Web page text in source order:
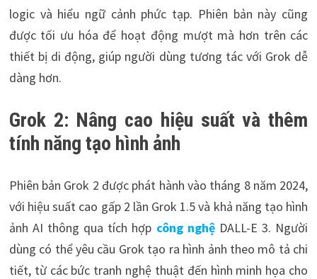
logic và hiểu ngữ cảnh phức tạp. Phiên bản này cũng
được tối ưu hóa để hoạt động mượt mà hơn trên các
thiết bị di động, giúp người dùng tương tác với Grok dễ
dàng hơn.
Grok 2: Nâng cao hiệu suất và thêm
tính năng tạo hình ảnh
Phiên bản Grok 2 được phát hành vào tháng 8 năm 2024,
với hiệu suất cao gấp 2 lần Grok 1.5 và khả năng tạo hình
ảnh AI thông qua tích hợp công nghệDALL-E 3. Người
dùng có thể yêu cầu Grok tạo ra hình ảnh theo mô tả chi
tiết, từ các bức tranh nghệ thuật đến hình minh họa cho